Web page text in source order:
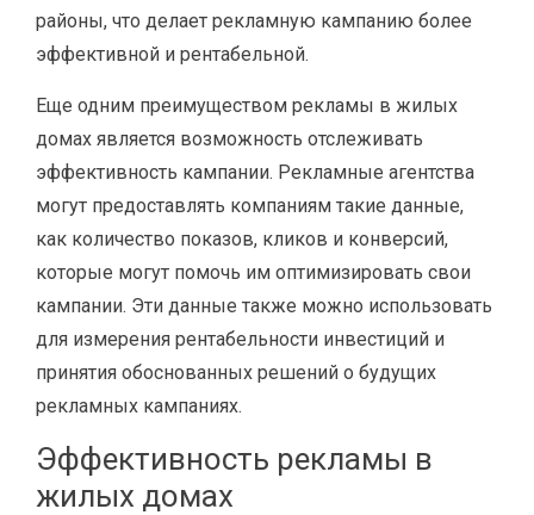
районы, что делает рекламную кампанию более
эффективной и рентабельной.
Еще одним преимуществом рекламы в жилых
домах является возможность отслеживать
эффективность кампании. Рекламные агентства
могут предоставлять компаниям такие данные,
как количество показов, кликов и конверсий,
которые могут помочь им оптимизировать свои
кампании. Эти данные также можно использовать
для измерения рентабельности инвестиций и
принятия обоснованных решений о будущих
рекламных кампаниях.
Эффективность рекламы в
жилых домах